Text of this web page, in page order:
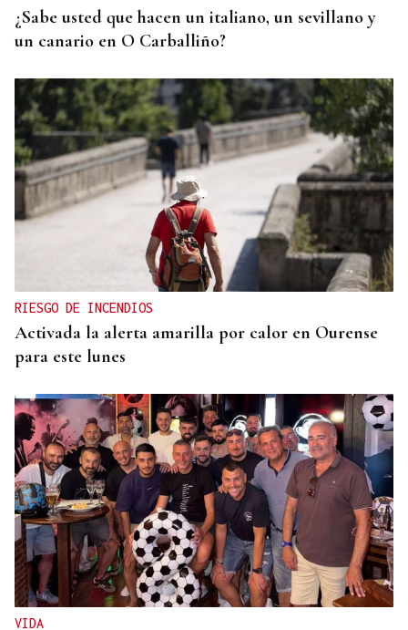
¿Sabe usted que hacen un italiano, un sevillano y
un canario en O Carballiño?
RIESGO DE INCENDIOS
Activada la alerta amarilla por calor en Ourense
para este lunes
VIDA